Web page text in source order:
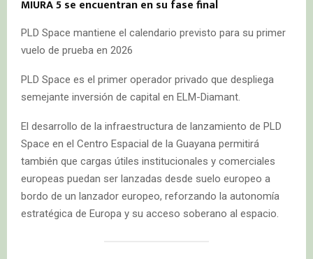
MIURA 5 se encuentran en su fase final
PLD Space mantiene el calendario previsto para su primer
vuelo de prueba en 2026
PLD Space es el primer operador privado que despliega
semejante inversión de capital en ELM-Diamant.
El desarrollo de la infraestructura de lanzamiento de PLD
Space en el Centro Espacial de la Guayana permitirá
también que cargas útiles institucionales y comerciales
europeas puedan ser lanzadas desde suelo europeo a
bordo de un lanzador europeo, reforzando la autonomía
estratégica de Europa y su acceso soberano al espacio.